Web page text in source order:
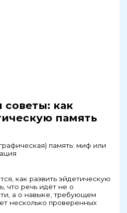
как
память
как развить эйдетическую
что речь идёт не о
а о навыке, требующем
несколько проверенных